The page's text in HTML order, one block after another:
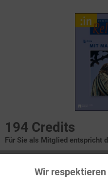
194 Credits
Für Sie als Mitglied entspricht
Funktionale
Wir